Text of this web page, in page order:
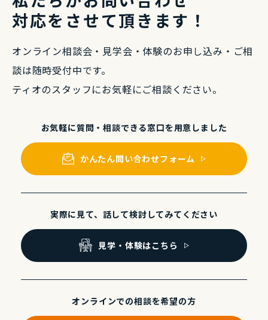
対応をさせて頂きます！
オンライン相談会・⾒学会・体験のお申し込み・ ご相
談は随時受付中です。
ティオのスタッフにお気軽にご相談ください。
お気軽に質問・相談できる窓⼝を⽤意しました
かんたん問い合わせフォーム
実際に⾒て、話して検討してみてください
⾒学・体験はこちら
オンラインでの相談を希望の⽅